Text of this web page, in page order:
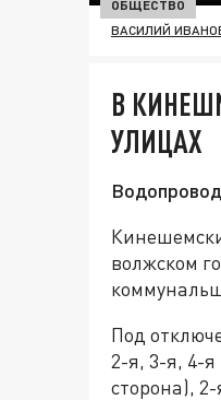
ОБЩЕСТВО
ВАСИЛИЙ
В
УЛИЦАХ
волжском
Под
2-я, 3-я, 4-
сторона),